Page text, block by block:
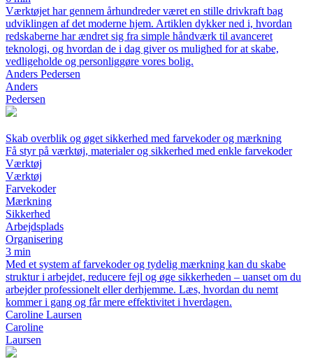
Værktøjet har gennem århundreder været en stille drivkraft bag
udviklingen af det moderne hjem. Artiklen dykker ned i, hvordan
redskaberne har ændret sig fra simple håndværk til avanceret
teknologi, og hvordan de i dag giver os mulighed for at skabe,
vedligeholde og personliggøre vores bolig.
Anders Pedersen
Anders
Pedersen
Skab overblik og øget sikkerhed med farvekoder og mærkning
Få styr på værktøj, materialer og sikkerhed med enkle farvekoder
Værktøj
Værktøj
Farvekoder
Mærkning
Sikkerhed
Arbejdsplads
Organisering
3 min
Med et system af farvekoder og tydelig mærkning kan du skabe
struktur i arbejdet, reducere fejl og øge sikkerheden – uanset om du
arbejder professionelt eller derhjemme. Læs, hvordan du nemt
kommer i gang og får mere effektivitet i hverdagen.
Caroline Laursen
Caroline
Laursen